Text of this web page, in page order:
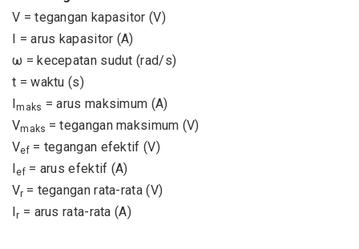
V = tegangan kapasitor (V)
I = arus kapasitor (A)
ω = kecepatan sudut (rad/s)
t = waktu (s)
Imaks = arus maksimum (A)
Vmaks = tegangan maksimum (V)
Vef= tegangan efektif (V)
Ief= arus efektif (A)
Vr = tegangan rata-rata (V)
Ir = arus rata-rata (A)